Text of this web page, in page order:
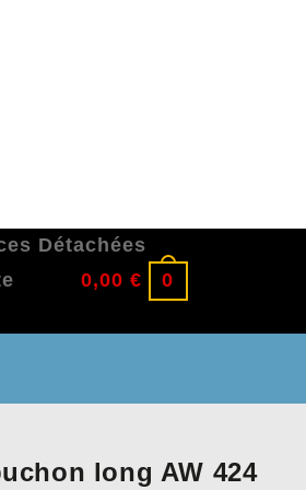
Détachées
0,00 € 0
long AW 424